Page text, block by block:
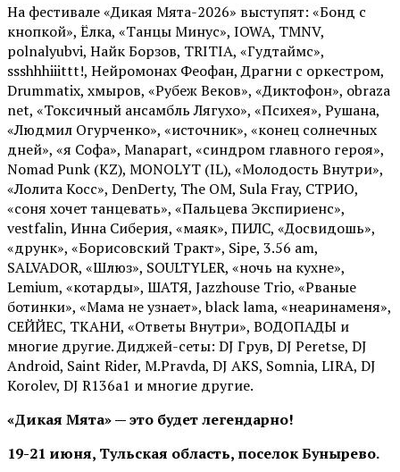
На фестивале «Дикая Мята-2026» выступят: «Бонд с
кнопкой», Ёлка, «Танцы Минус», IOWA, TMNV,
polnalyubvi, Найк Борзов, TRITIA, «Гудтаймс»,
ssshhhiiittt!, Нейромонах Феофан, Драгни с оркестром,
Drummatix, хмыров, «Рубеж Веков», «Диктофон», obraza
net, «Токсичный ансамбль Лягухо», «Психея», Рушана,
«Людмил Огурченко», «источник», «конец солнечных
дней», «я Софа», Manapart, «синдром главного героя»,
Nomad Punk (KZ), MONOLYT (IL), «Молодость Внутри»,
«Лолита Косс», DenDerty, The OM, Sula Fray, СТРИО,
«соня хочет танцевать», «Пальцева Экспириенс»,
vestfalin, Инна Сиберия, «маяк», ПИЛС, «Досвидошь»,
«друнк», «Борисовский Тракт», Sipe, 3.56 am,
SALVADOR, «Шлюз», SOULTYLER, «ночь на кухне»,
Lemium, «котарды», ШАТЯ, Jazzhouse Trio, «Рваные
ботинки», «Мама не узнает», black lama, «неаринаменя»,
СЕЙЙЕС, ТКАНИ, «Ответы Внутри», ВОДОПАДЫ и
многие другие. Диджей-сеты: DJ Грув, DJ Peretse, DJ
Android, Saint Rider, М.Pravda, DJ AKS, Somnia, LIRA, DJ
Korolev, DJ R136a1 и многие другие.
«Дикая Мята» — это будет легендарно!
19-21 июня, Тульская область, поселок Бунырево.